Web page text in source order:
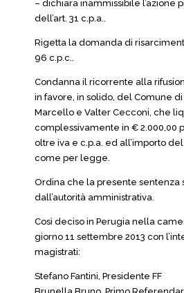
– dichiara inammissibile l’azione
dell’art. 31 c.p.a..
Rigetta la domanda di
96 c.p.c..
Condanna il ricorrente alla
in favore, in solido, del Comune
Marcello e Valter Cecconi, che
complessivamente in € 2.000,00
oltre iva e c.p.a. ed all’importo
come per legge.
Ordina che la presente sentenza
dall’autorità amministrativa.
Così deciso in Perugia nella
giorno 11 settembre 2013 con
magistrati:
Stefano Fantini, Presidente FF